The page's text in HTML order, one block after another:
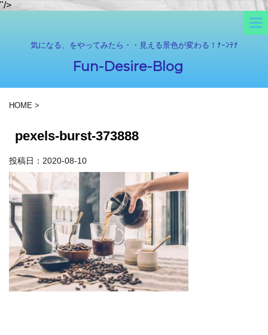
"/>
気になる、をやってみたら・・見える景色が変わる！ﾅｰﾝﾃﾅ
Fun-Desire-Blog
HOME >
pexels-burst-373888
投稿日： 2020-08-10